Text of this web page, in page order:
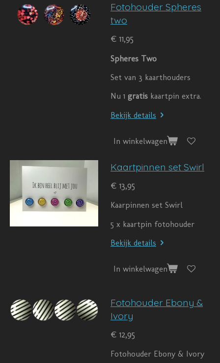
Fotohouder Spheres
two
€ 11,95
Spheres Two
Set van 3 kaarthouders
Nu 1 gratis kaartpin extra.
Bekijk details
In winkelwagen
Kaartpinnen set Swirl
€ 13,95
Kaarpinnen set Swirl
5 x kaartpin fotohouder
Bekijk details
In winkelwagen
Fotohouder Ebony &
Ivory
€ 12,95
Fotohouder Ebony & Ivory